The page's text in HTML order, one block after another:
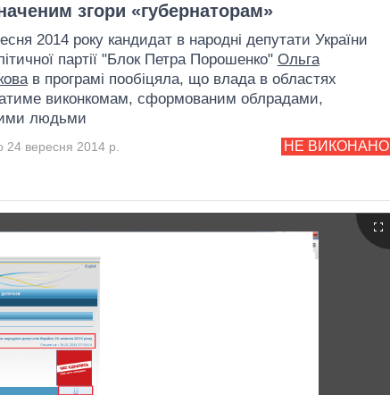
згори «губернаторам»
2014 року кандидат в народні депутати України
партії "Блок Петра Порошенко" Ольга
в програмі пообіцяла, що влада в областях
виконкомам, сформованим облрадами,
людьми
НЕ ВИКОНАНО
24 вересня 2014 р.